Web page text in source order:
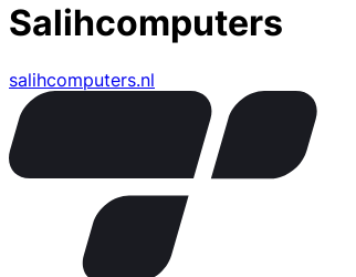
Salihcomputers
salihcomputers.nl